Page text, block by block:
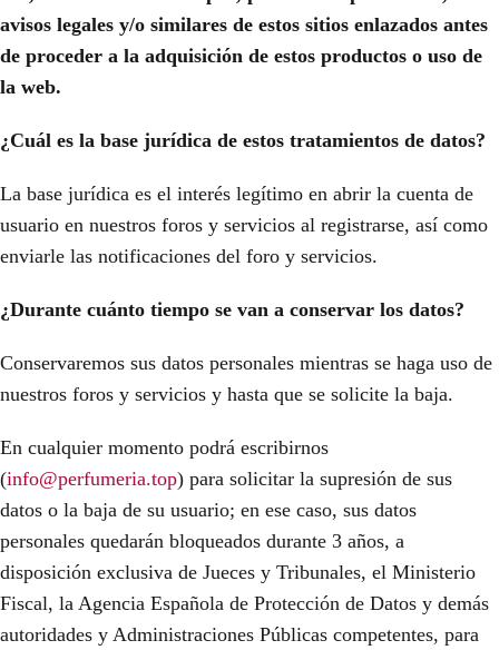
avisos legales y/o similares de estos sitios enlazados antes
de proceder a la adquisición de estos productos o uso de
la web.
¿Cuál es la base jurídica de estos tratamientos de datos?
La base jurídica es el interés legítimo en abrir la cuenta de
usuario en nuestros foros y servicios al registrarse, así como
enviarle las notificaciones del foro y servicios.
¿Durante cuánto tiempo se van a conservar los datos?
Conservaremos sus datos personales mientras se haga uso de
nuestros foros y servicios y hasta que se solicite la baja.
En cualquier momento podrá escribirnos
(info@perfumeria.top) para solicitar la supresión de sus
datos o la baja de su usuario; en ese caso, sus datos
personales quedarán bloqueados durante 3 años, a
disposición exclusiva de Jueces y Tribunales, el Ministerio
Fiscal, la Agencia Española de Protección de Datos y demás
autoridades y Administraciones Públicas competentes, para